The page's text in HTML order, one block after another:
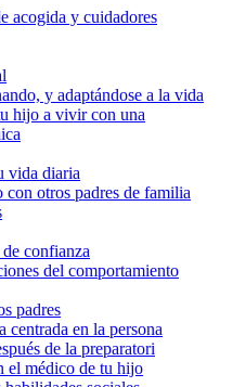
acogida y cuidadores
y adaptándose a la vida
hijo a vivir con una
vida diaria
con otros padres de familia
confianza
del comportamiento
padres
centrada en la persona
de la preparatori
el médico de tu hijo